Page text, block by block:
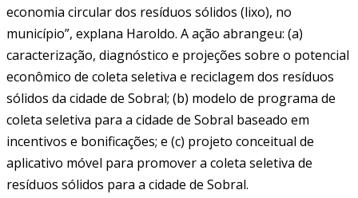
economia circular dos resíduos sólidos (lixo), no
município”, explana Haroldo. A ação abrangeu: (a)
caracterização, diagnóstico e projeções sobre o potencial
econômico de coleta seletiva e reciclagem dos resíduos
sólidos da cidade de Sobral; (b) modelo de programa de
coleta seletiva para a cidade de Sobral baseado em
incentivos e bonificações; e (c) projeto conceitual de
aplicativo móvel para promover a coleta seletiva de
resíduos sólidos para a cidade de Sobral.